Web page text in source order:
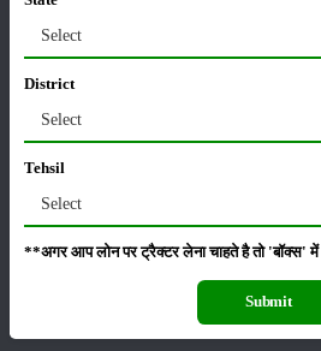
Select
District
Select
Tehsil
Select
**अगर आप लोन पर ट्रैक्टर लेना चाहते है तो 'बॉक्स' में
Submit